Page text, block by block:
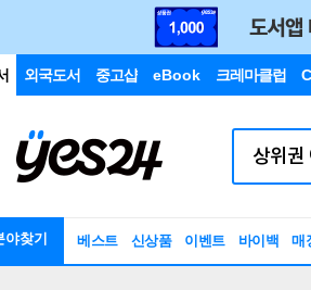
외국도서 중고샵 eBook 크레마클럽
야찾기 베스트 신상품 이벤트 바이백 매